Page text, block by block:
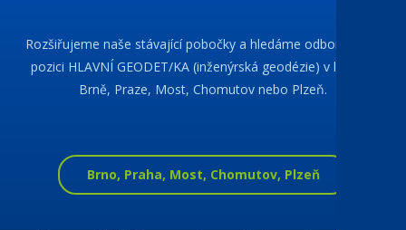
Rozšiřujeme naše stávající pobočky a hledáme odborníka na
pozici HLAVNÍ GEODET/KA (inženýrská geodézie) v lokalitě
Brně, Praze, Most, Chomutov nebo Plzeň.
Brno, Praha, Most, Chomutov, Plzeň